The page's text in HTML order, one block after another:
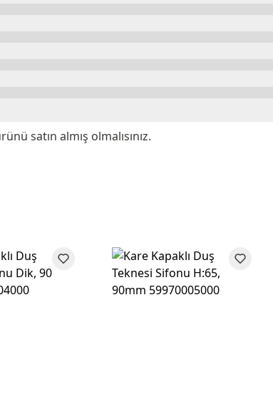
satın almış olmalısınız.